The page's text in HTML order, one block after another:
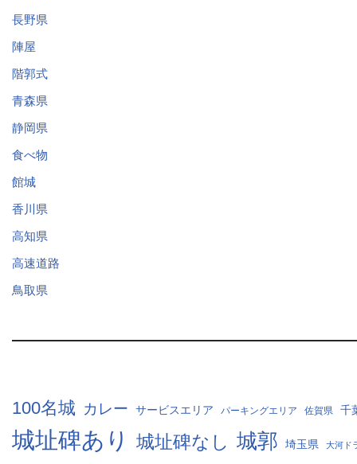
長野県
陣屋
階郭式
青森県
静岡県
食べ物
館城
香川県
高知県
高速道路
鳥取県
100名城 カレー サービスエリア パーキングエリア 佐賀県 千
城址碑あり 城址碑なし 城郭 埼玉県 大河ド